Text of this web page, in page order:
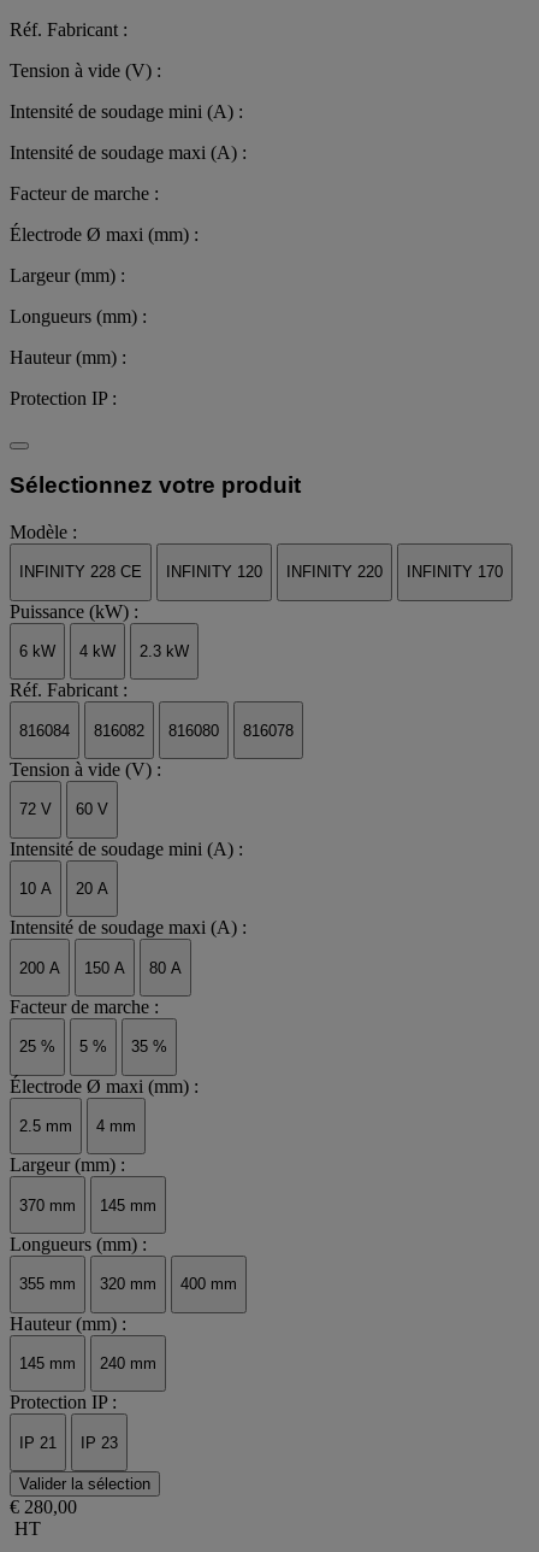
Réf. Fabricant :
Tension à vide (V) :
Intensité de soudage mini (A) :
Intensité de soudage maxi (A) :
Facteur de marche :
Électrode Ø maxi (mm) :
Largeur (mm) :
Longueurs (mm) :
Hauteur (mm) :
Protection IP :
Sélectionnez votre produit
Modèle :
INFINITY 228 CE INFINITY 120 INFINITY 220 INFINITY 170
Puissance (kW) :
6 kW 4 kW 2.3 kW
Réf. Fabricant :
816084 816082 816080 816078
Tension à vide (V) :
72 V 60 V
Intensité de soudage mini (A) :
10 A 20 A
Intensité de soudage maxi (A) :
200 A 150 A 80 A
Facteur de marche :
25 % 5 % 35 %
Électrode Ø maxi (mm) :
2.5 mm 4 mm
Largeur (mm) :
370 mm 145 mm
Longueurs (mm) :
355 mm 320 mm 400 mm
Hauteur (mm) :
145 mm 240 mm
Protection IP :
IP 21 IP 23
Valider la sélection
€ 280,00
HT